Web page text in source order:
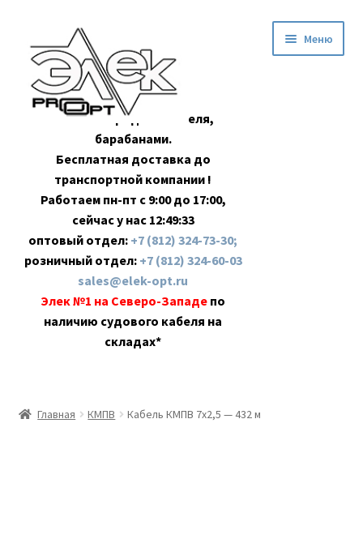
навигации
содержимому
Оптовая продажа кабеля,
барабанами.
Бесплатная доставка до
транспортной компании !
Работаем пн-пт с 9:00 до 17:00,
сейчас у нас 12:49:34
оптовый отдел: +7 (812) 324-73-30;
розничный отдел: +7 (812) 324-60-03
sales@elek-opt.ru
Элек №1 на Северо-Западе по
наличию судового кабеля на
складах*
Меню
Главная КМПВ Кабель КМПВ 7х2,5 — 432 м